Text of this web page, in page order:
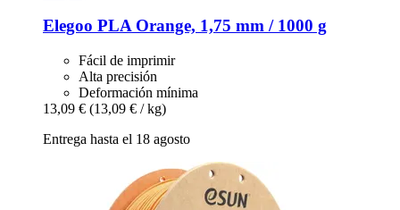
Elegoo PLA Orange, 1,75 mm / 1000 g
Fácil de imprimir
Alta precisión
Deformación mínima
13,09 € (13,09 € / kg)
Entrega hasta el 18 agosto